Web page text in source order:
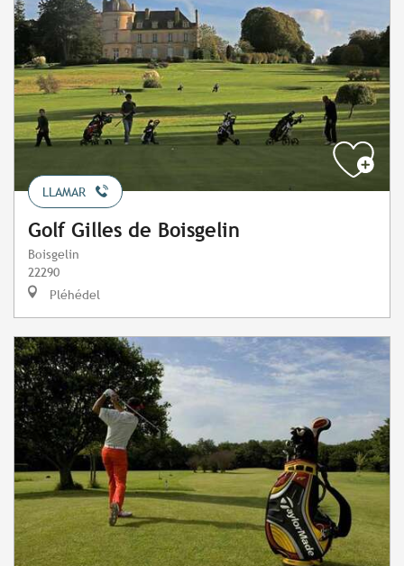
LLAMAR
Golf Gilles de Boisgelin
Boisgelin
22290
Pléhédel